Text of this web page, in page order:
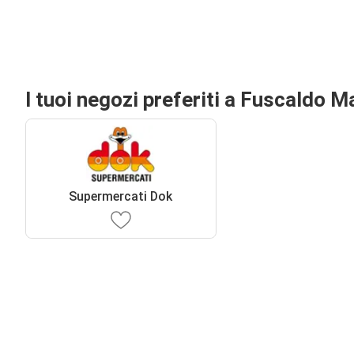
I tuoi negozi preferiti a Fuscaldo
Supermercati Dok